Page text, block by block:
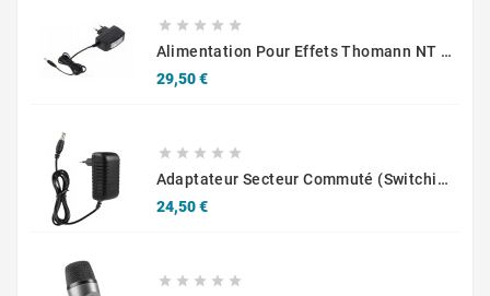
    
Alimentation Pour Effets Thomann NT 0910 AC/PSA 9 V CC/1 A
29,50 €Prix
    
Adaptateur Secteur Commuté (Switching Adapter) Model SJ-12020001 – 12V 2A
24,50 €Prix
    